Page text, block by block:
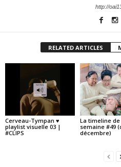
http://
RELATED ARTICLES
Cerveau-Tympan ♥
playlist visuelle 03 |
#CLIPS
La timeline de
semaine #49
décembre)